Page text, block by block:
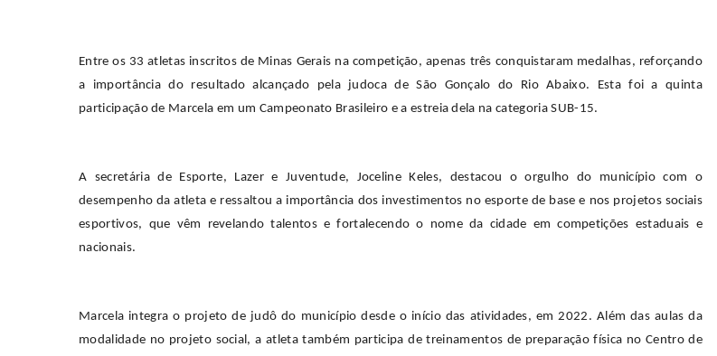
Entre os 33 atletas inscritos de Minas Gerais na competição, apenas três conquistaram medalhas, reforçando
a importância do resultado alcançado pela judoca de São Gonçalo do Rio Abaixo. Esta foi a quinta
participação de Marcela em um Campeonato Brasileiro e a estreia dela na categoria SUB-15.
A secretária de Esporte, Lazer e Juventude, Joceline Keles, destacou o orgulho do município com o
desempenho da atleta e ressaltou a importância dos investimentos no esporte de base e nos projetos sociais
esportivos, que vêm revelando talentos e fortalecendo o nome da cidade em competições estaduais e
nacionais.
Marcela integra o projeto de judô do município desde o início das atividades, em 2022. Além das aulas da
modalidade no projeto social, a atleta também participa de treinamentos de preparação física no Centro de